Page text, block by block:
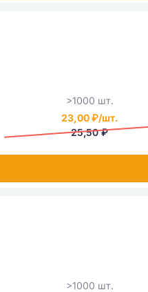
>1000 шт.
23,00 ₽/шт.
25,50 ₽
>1000 шт.